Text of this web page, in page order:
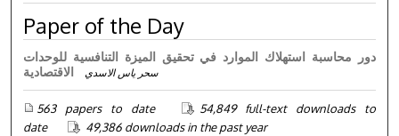
Paper of the Day
دور محاسبة استهلاك الموارد في تحقيق الميزة التنافسية للوحدات
سحر ياس الاسدي
563 papers to date
54,849 full-text downloads to
date
49,386 downloads in the past year